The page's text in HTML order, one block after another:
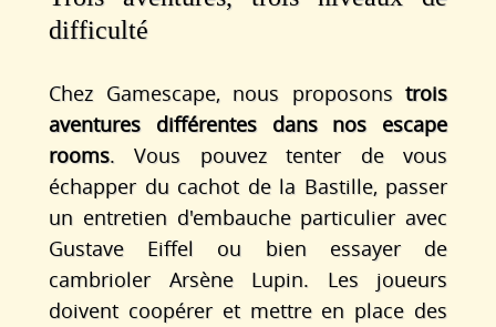
difficulté
Chez Gamescape, nous proposons trois
aventures différentes dans nos escape
rooms. Vous pouvez tenter de vous
échapper du cachot de la Bastille, passer
un entretien d'embauche particulier avec
Gustave Eiffel ou bien essayer de
cambrioler Arsène Lupin. Les joueurs
doivent coopérer et mettre en place des